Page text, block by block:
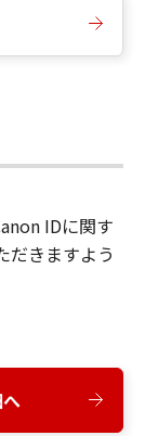
IDに関す
だきますよう